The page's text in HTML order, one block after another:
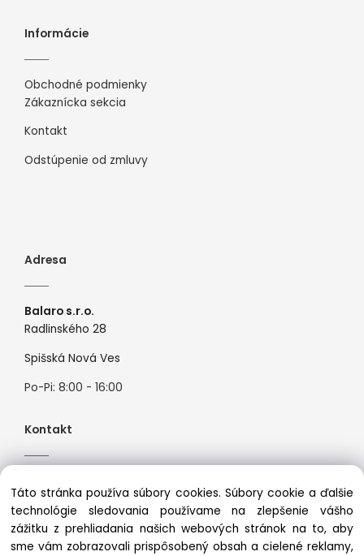
Informácie
Obchodné podmienky
Zákaznícka sekcia
Kontakt
Odstúpenie od zmluvy
Adresa
Balaro s.r.o.
Radlinského 28
Spišská Nová Ves
Po-Pi: 8:00 - 16:00
Kontakt
Mail:info@premiosport.sk
Táto stránka používa súbory cookies. Súbory cookie a ďalšie
technológie sledovania používame na zlepšenie vášho
zážitku z prehliadania našich webových stránok na to, aby
sme vám zobrazovali prispôsobený obsah a cielené reklamy,